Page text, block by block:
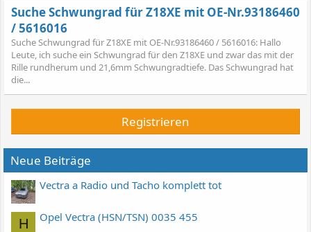
Suche Schwungrad für Z18XE mit OE-Nr.93186460
/ 5616016
Suche Schwungrad für Z18XE mit OE-Nr.93186460 / 5616016: Hallo
Leute, ich suche ein Schwungrad für den Z18XE und zwar das mit der
Rille rundherum und 21,6mm Schwungradtiefe. Das Schwungrad hat
die...
Registrieren
Neue Beiträge
Vectra a Radio und Tacho komplett tot
H Opel Vectra (HSN/TSN) 0035 455